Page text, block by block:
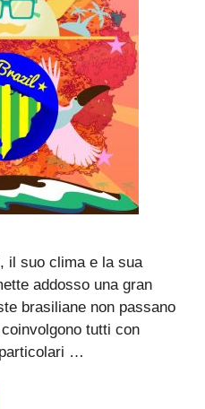
il suo clima e la sua
addosso una gran
brasiliane non passano
tutti con
…